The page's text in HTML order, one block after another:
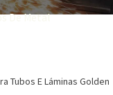
De Metal
Tubos E Láminas Golden